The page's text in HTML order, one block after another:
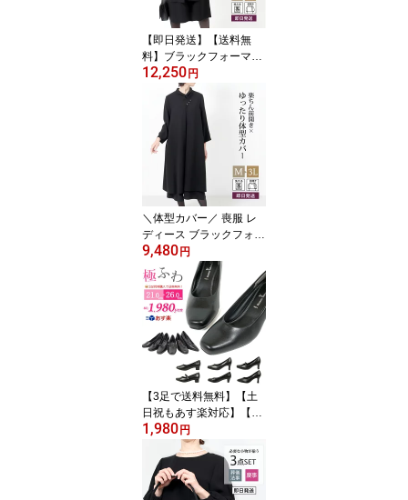
祭 スーツ 黒 30代 40代 5
0代 60代【送料無料】(1
0AT106)
【即日発送】【送料無
料】ブラックフォーマル
ワンピース 喪服 レディ
ース 大きいサイズ ブラ
ックフォーマル 前開き
体型カバー 礼服 女性 授
乳対応 ノーカラー 冠婚
葬祭 スーツ ゆったり ミ
セス 楽ちん 葬儀 法事 卒
業式 スーツ (7号-39号) 3
0代 40代 50代 60代 T27
4
12,250 円
＼体型カバー／ 喪服 レ
ディース ブラックフォー
マル ワンピース 前開き
礼服 女性 ゆったり 大き
いサイズ 冠婚葬祭 スー
ツ 黒 ミセス 春 夏 秋 冬
オールシーズン 葬儀 お
葬式 法事 卒業式 卒園式
ワンピース 母親 洗える
M L LL 3L 30代 40代 50
代 60代 t375【送料無
料】
9,480 円
【3足で送料無料】【土
日祝もあす楽対応】【ふ
かふかクッション】 21.
0〜26cm P005 ブラック
フォーマル パンプス リ
クルート パンプス 通勤
ビジネス 低反発クッショ
1,980 円